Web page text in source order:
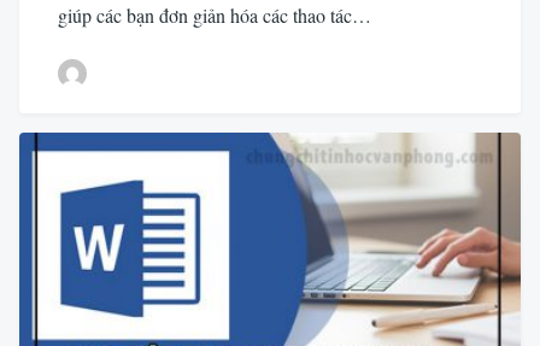
giúp các bạn đơn giản hóa các thao tác…